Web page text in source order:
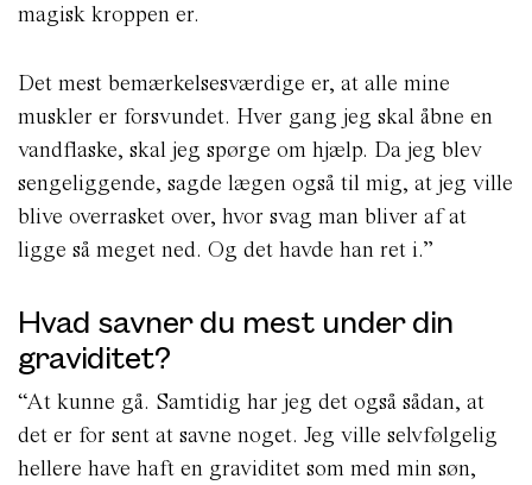
magisk kroppen er.
Det mest bemærkelsesværdige er, at alle mine
muskler er forsvundet. Hver gang jeg skal åbne en
vandflaske, skal jeg spørge om hjælp. Da jeg blev
sengeliggende, sagde lægen også til mig, at jeg ville
blive overrasket over, hvor svag man bliver af at
ligge så meget ned. Og det havde han ret i.”
Hvad savner du mest under din
graviditet?
“At kunne gå. Samtidig har jeg det også sådan, at
det er for sent at savne noget. Jeg ville selvfølgelig
hellere have haft en graviditet som med min søn,